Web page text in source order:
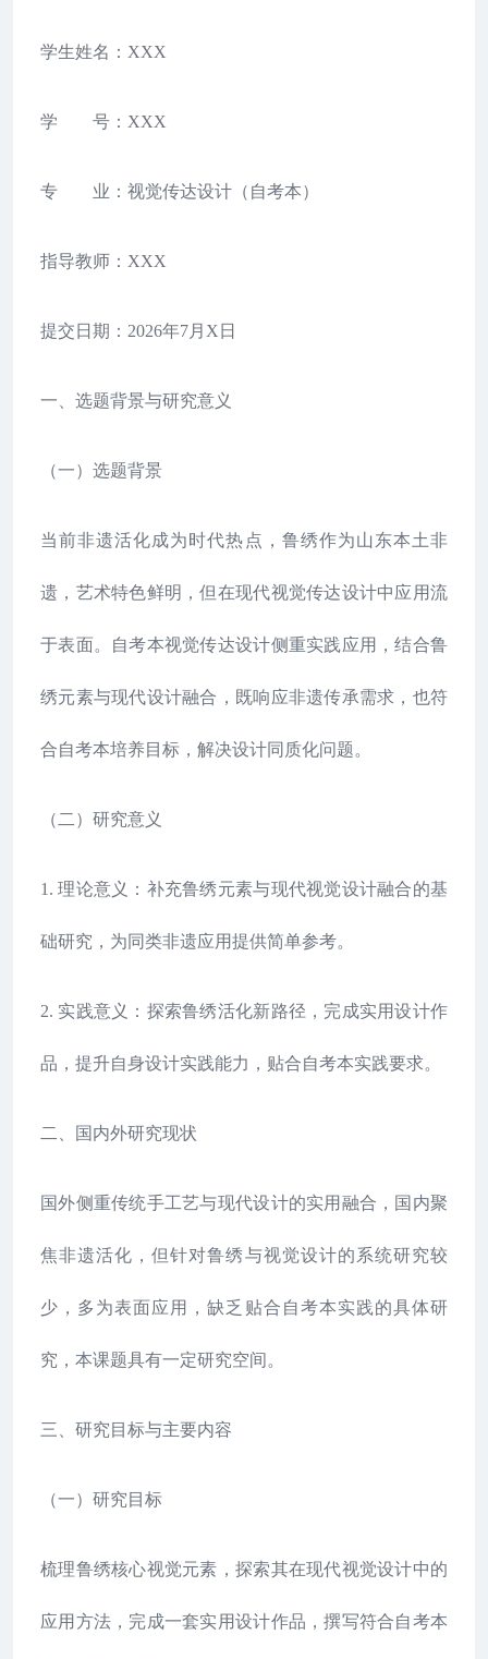
学生姓名：XXX
学 号：XXX
专 业：视觉传达设计（自考本）
指导教师：XXX
提交日期：2026年7月X日
一、选题背景与研究意义
（一）选题背景
当前非遗活化成为时代热点，鲁绣作为山东本土非
遗，艺术特色鲜明，但在现代视觉传达设计中应用流
于表面。自考本视觉传达设计侧重实践应用，结合鲁
绣元素与现代设计融合，既响应非遗传承需求，也符
合自考本培养目标，解决设计同质化问题。
（二）研究意义
1. 理论意义：补充鲁绣元素与现代视觉设计融合的基
础研究，为同类非遗应用提供简单参考。
2. 实践意义：探索鲁绣活化新路径，完成实用设计作
品，提升自身设计实践能力，贴合自考本实践要求。
二、国内外研究现状
国外侧重传统手工艺与现代设计的实用融合，国内聚
焦非遗活化，但针对鲁绣与视觉设计的系统研究较
少，多为表面应用，缺乏贴合自考本实践的具体研
究，本课题具有一定研究空间。
三、研究目标与主要内容
（一）研究目标
梳理鲁绣核心视觉元素，探索其在现代视觉设计中的
应用方法，完成一套实用设计作品，撰写符合自考本